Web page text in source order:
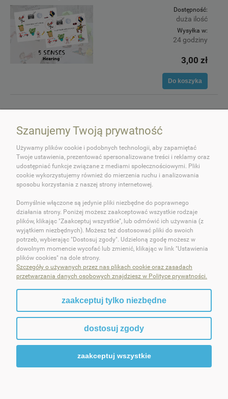
Dostępność:
duża ilość
Wysyłka w:
24 godziny
3,00 zł
Do koszyka
O OKEY DOKEY!
OBSŁUGA KLIENTA
POMOC
MOJE KONTO
pokaż pełną wersję strony
Sklep internetowy Shoper.pl
Szanujemy Twoją prywatność
Używamy plików cookie i podobnych technologii, aby zapamiętać
Twoje ustawienia, prezentować spersonalizowane treści i reklamy oraz
udostępniać funkcje związane z mediami społecznościowymi. Pliki
cookie wykorzystujemy również do mierzenia ruchu i analizowania
sposobu korzystania z naszej strony internetowej.
Domyślnie włączone są jedynie pliki niezbędne do poprawnego
działania strony. Poniżej możesz zaakceptować wszystkie rodzaje
plików, klikając "Zaakceptuj wszystkie", lub odmówić ich używania (z
wyjątkiem niezbędnych). Możesz też dostosować pliki do swoich
potrzeb, wybierając "Dostosuj zgody". Udzieloną zgodę możesz w
dowolnym momencie wycofać lub zmienić, klikając w link "Ustawienia
plików cookies" na dole strony.
Szczegóły o używanych przez nas plikach cookie oraz zasadach
przetwarzania danych osobowych znajdziesz w Polityce prywatności.
zaakceptuj tylko niezbędne
dostosuj zgody
zaakceptuj wszystkie